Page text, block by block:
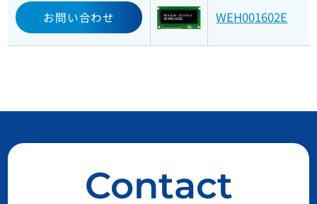
お問い合わせ WEH001602E
Contact